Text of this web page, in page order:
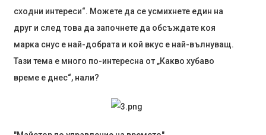
сходни интереси“. Можете да се усмихнете един на
друг и след това да започнете да обсъждате коя
марка снус е най-добрата и кой вкус е най-вълнуващ.
Тази тема е много по-интересна от „Какво хубаво
време е днес“, нали?